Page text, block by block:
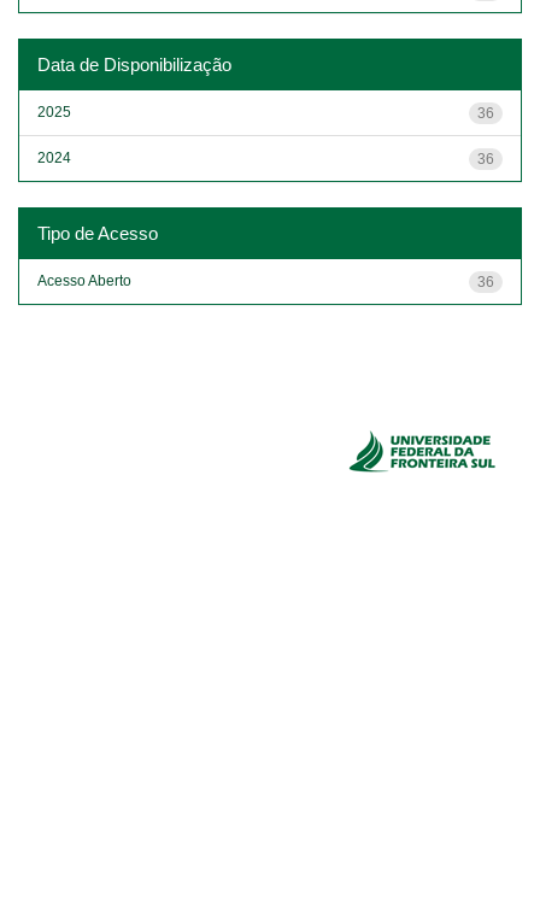
Data de Disponibilização
36
2025
36
2024
Tipo de Acesso
36
Acesso Aberto